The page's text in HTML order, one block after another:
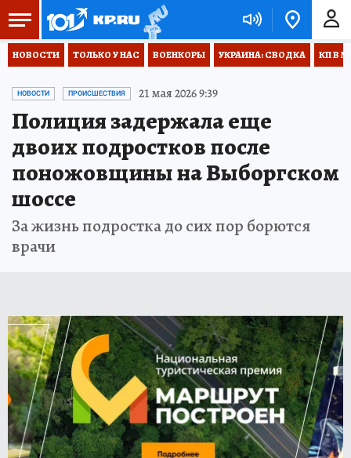
НОВОСТИ ТОЛЬКО У НАС ВОЕНКОРЫ УКРАИНА: СВОДКА КП В
НОВОСТИ ПРОИСШЕСТВИЯ 21 мая 2026 9:39
Полиция задержала еще
двоих подростков после
поножовщины на Выборгском
шоссе
За жизнь подростка до сих пор борются
врачи